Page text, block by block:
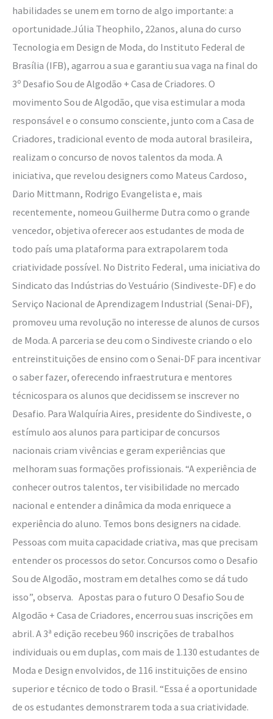
habilidades se unem em torno de algo importante: a
oportunidade.Júlia Theophilo, 22anos, aluna do curso
Tecnologia em Design de Moda, do Instituto Federal de
Brasília (IFB), agarrou a sua e garantiu sua vaga na final do
3º Desafio Sou de Algodão + Casa de Criadores. O
movimento Sou de Algodão, que visa estimular a moda
responsável e o consumo consciente, junto com a Casa de
Criadores, tradicional evento de moda autoral brasileira,
realizam o concurso de novos talentos da moda. A
iniciativa, que revelou designers como Mateus Cardoso,
Dario Mittmann, Rodrigo Evangelista e, mais
recentemente, nomeou Guilherme Dutra como o grande
vencedor, objetiva oferecer aos estudantes de moda de
todo país uma plataforma para extrapolarem toda
criatividade possível. No Distrito Federal, uma iniciativa do
Sindicato das Indústrias do Vestuário (Sindiveste-DF) e do
Serviço Nacional de Aprendizagem Industrial (Senai-DF),
promoveu uma revolução no interesse de alunos de cursos
de Moda. A parceria se deu com o Sindiveste criando o elo
entreinstituições de ensino com o Senai-DF para incentivar
o saber fazer, oferecendo infraestrutura e mentores
técnicospara os alunos que decidissem se inscrever no
Desafio. Para Walquíria Aires, presidente do Sindiveste, o
estímulo aos alunos para participar de concursos
nacionais criam vivências e geram experiências que
melhoram suas formações profissionais. “A experiência de
conhecer outros talentos, ter visibilidade no mercado
nacional e entender a dinâmica da moda enriquece a
experiência do aluno. Temos bons designers na cidade.
Pessoas com muita capacidade criativa, mas que precisam
entender os processos do setor. Concursos como o Desafio
Sou de Algodão, mostram em detalhes como se dá tudo
isso”, observa. Apostas para o futuro O Desafio Sou de
Algodão + Casa de Criadores, encerrou suas inscrições em
abril. A 3ª edição recebeu 960 inscrições de trabalhos
individuais ou em duplas, com mais de 1.130 estudantes de
Moda e Design envolvidos, de 116 instituições de ensino
superior e técnico de todo o Brasil. “Essa é a oportunidade
de os estudantes demonstrarem toda a sua criatividade.